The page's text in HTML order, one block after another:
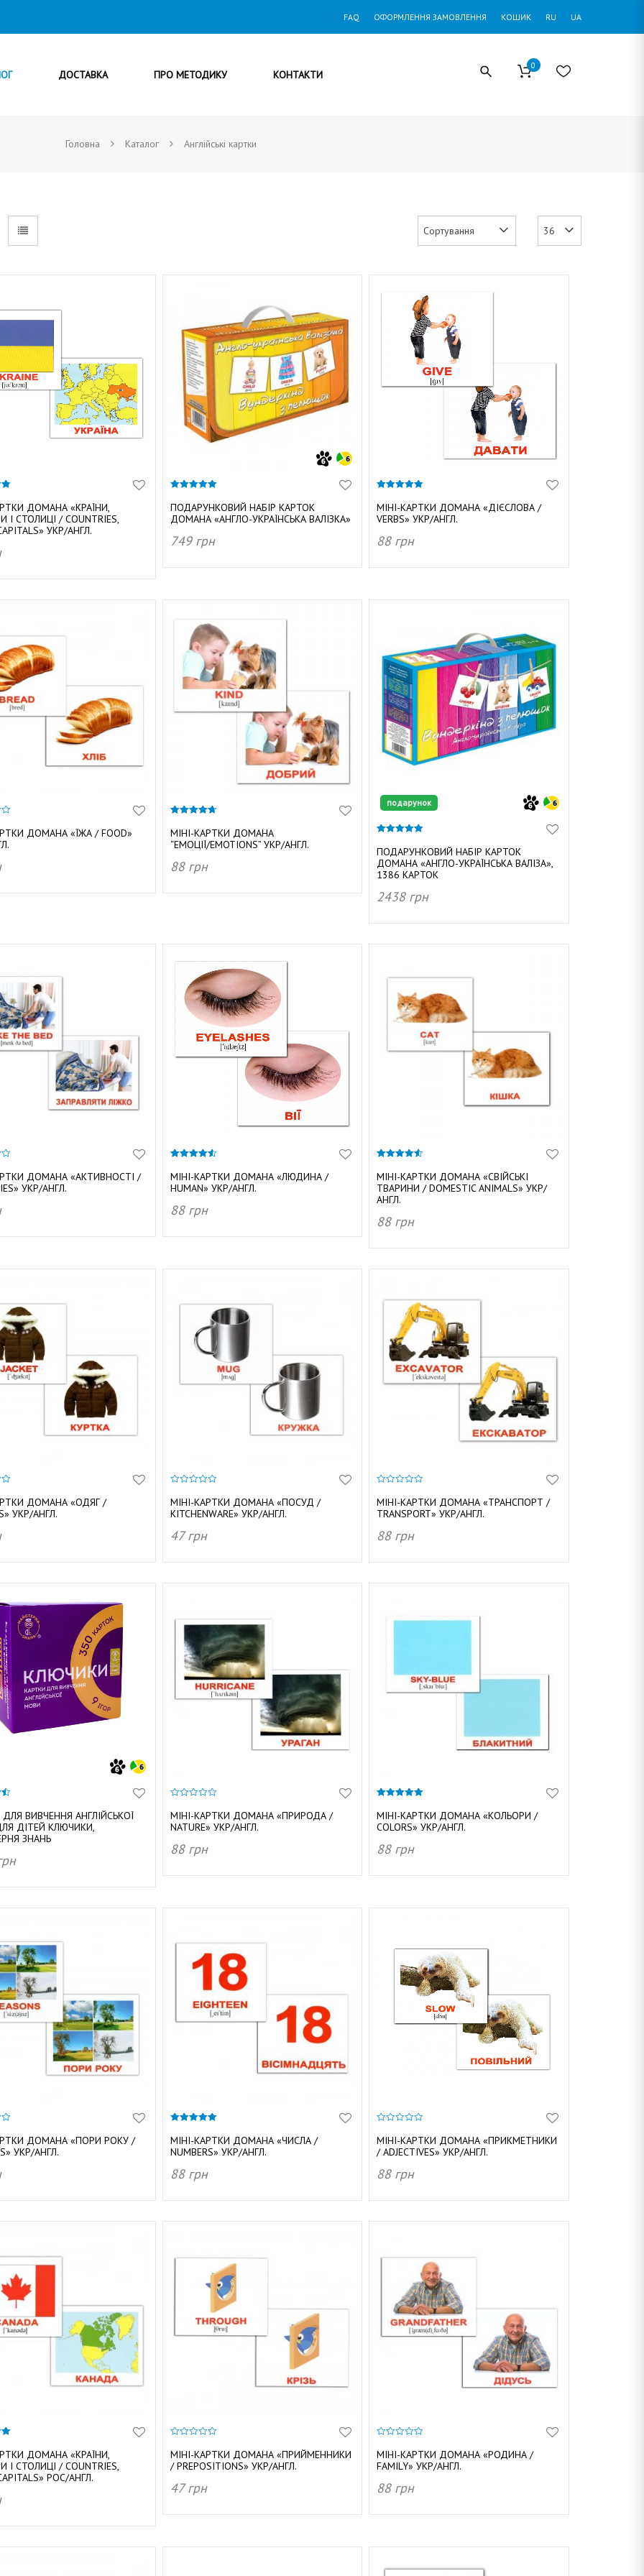
FAQ ОФОРМЛЕННЯ ЗАМОВЛЕННЯ КОШИК RU UA
ДОСТАВКА ПРО МЕТОДИКУ КОНТАКТИ
0
Головна Каталог Англійські картки
ДОМАНА «КРАЇНИ,
І СТОЛИЦІ / COUNTRIES,
УКР/АНГЛ.
з 5
ПОДАРУНКОВИЙ НАБІР КАРТОК
ДОМАНА «АНГЛО-УКРАЇНСЬКА ВАЛІЗКА»
749 грн
з 5
МІНІ-КАРТКИ ДОМАНА «ДІЄСЛОВА /
VERBS» УКР/АНГЛ.
88 грн
ДОМАНА «ЇЖА / FOOD»
з 5
МІНІ-КАРТКИ ДОМАНА
“ЕМОЦІЇ/EMOTIONS” УКР/АНГЛ.
88 грн
подарунок
з 5
ПОДАРУНКОВИЙ НАБІР КАРТОК
ДОМАНА «АНГЛО-УКРАЇНСЬКА ВАЛІЗА»,
1386 КАРТОК
2438 грн
ДОМАНА «АКТИВНОСТІ /
УКР/АНГЛ.
з 5
МІНІ-КАРТКИ ДОМАНА «ЛЮДИНА /
HUMAN» УКР/АНГЛ.
88 грн
з 5
МІНІ-КАРТКИ ДОМАНА «СВІЙСЬКІ
ТВАРИНИ / DOMESTIC ANIMALS» УКР/
АНГЛ.
88 грн
ДОМАНА «ОДЯГ /
УКР/АНГЛ.
з
5
МІНІ-КАРТКИ ДОМАНА «ПОСУД /
KITCHENWARE» УКР/АНГЛ.
47грн
з
5
МІНІ-КАРТКИ ДОМАНА «ТРАНСПОРТ /
TRANSPORT» УКР/АНГЛ.
88 грн
ВИВЧЕННЯ АНГЛІЙСЬКОЇ
ДІТЕЙ КЛЮЧИКИ,
ЗНАНЬ
з
5
МІНІ-КАРТКИ ДОМАНА «ПРИРОДА /
NATURE» УКР/АНГЛ.
88 грн
з 5
МІНІ-КАРТКИ ДОМАНА «КОЛЬОРИ /
COLORS» УКР/АНГЛ.
88 грн
ДОМАНА «ПОРИ РОКУ /
УКР/АНГЛ.
з 5
МІНІ-КАРТКИ ДОМАНА «ЧИСЛА /
NUMBERS» УКР/АНГЛ.
88 грн
з
5
МІНІ-КАРТКИ ДОМАНА «ПРИКМЕТНИКИ
/ ADJECTIVES» УКР/АНГЛ.
88 грн
ДОМАНА «КРАЇНИ,
І СТОЛИЦІ / COUNTRIES,
РОС/АНГЛ.
з
5
МІНІ-КАРТКИ ДОМАНА «ПРИЙМЕННИКИ
/ PREPOSITIONS» УКР/АНГЛ.
47грн
з
5
МІНІ-КАРТКИ ДОМАНА «РОДИНА /
FAMILY» УКР/АНГЛ.
88 грн